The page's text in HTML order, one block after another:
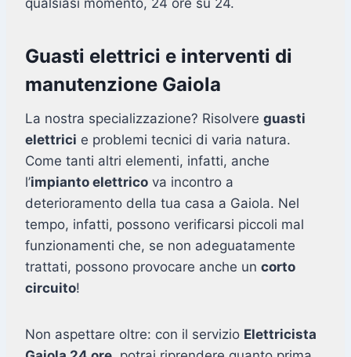
qualsiasi momento, 24 ore su 24.
Guasti elettrici e interventi di
manutenzione Gaiola
La nostra specializzazione? Risolvere guasti
elettrici e problemi tecnici di varia natura.
Come tanti altri elementi, infatti, anche
l’impianto elettrico va incontro a
deterioramento della tua casa a Gaiola. Nel
tempo, infatti, possono verificarsi piccoli mal
funzionamenti che, se non adeguatamente
trattati, possono provocare anche un corto
circuito!
Non aspettare oltre: con il servizio Elettricista